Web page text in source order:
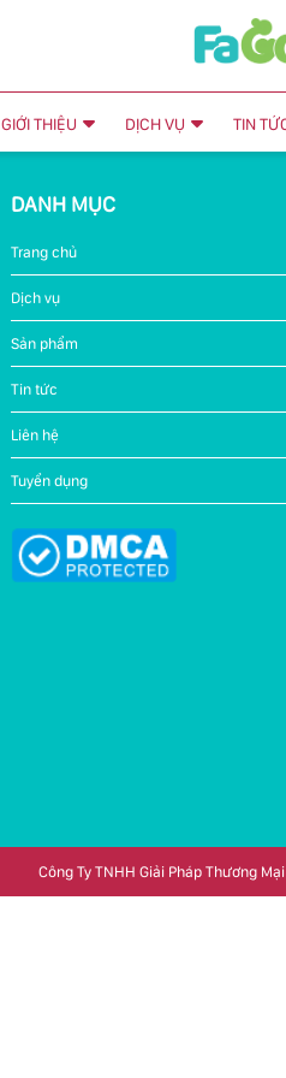
GIỚI THIỆU DỊCH VỤ TIN
DANH MỤC
Trang chủ
Dịch vụ
Sản phẩm
Tin tức
Liên hệ
Tuyển dụng
Công Ty TNHH Giải Pháp Thương